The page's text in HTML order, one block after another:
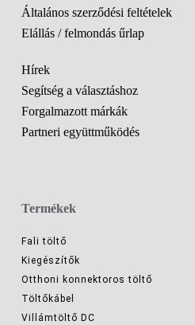
Általános szerződési feltételek
Elállás / felmondás űrlap
Hírek
Segítség a választáshoz
Forgalmazott márkák
Partneri együttműködés
Termékek
Fali töltő
Kiegészítők
Otthoni konnektoros töltő
Töltőkábel
Villámtöltő DC